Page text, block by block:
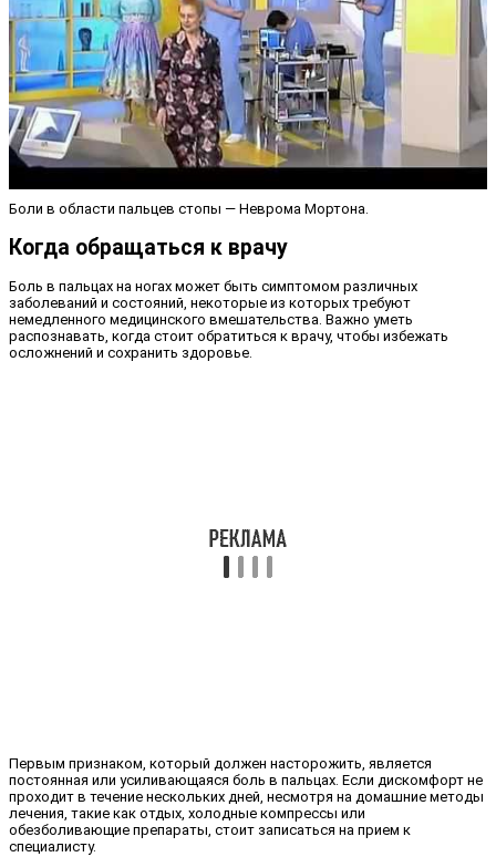
Боли в области пальцев стопы — Неврома Мортона.
Когда обращаться к врачу
Боль в пальцах на ногах может быть симптомом различных
заболеваний и состояний, некоторые из которых требуют
немедленного медицинского вмешательства. Важно уметь
распознавать, когда стоит обратиться к врачу, чтобы избежать
осложнений и сохранить здоровье.
Первым признаком, который должен насторожить, является
постоянная или усиливающаяся боль в пальцах. Если дискомфорт не
проходит в течение нескольких дней, несмотря на домашние методы
лечения, такие как отдых, холодные компрессы или
обезболивающие препараты, стоит записаться на прием к
специалисту.